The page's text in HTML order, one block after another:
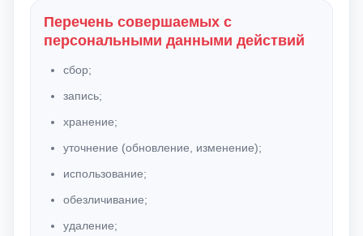
Перечень совершаемых с
персональными данными действий
сбор;
запись;
хранение;
уточнение (обновление, изменение);
использование;
обезличивание;
удаление;